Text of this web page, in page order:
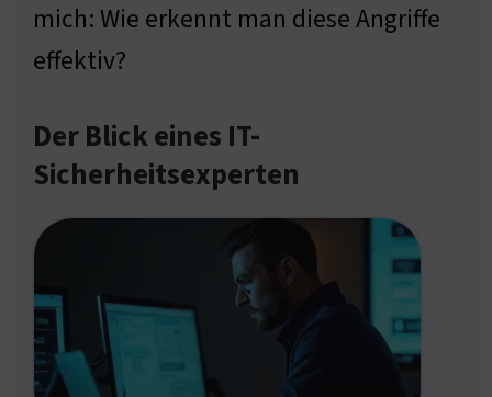
mich: Wie erkennt man diese Angriffe
effektiv?
Der Blick eines IT-
Sicherheitsexperten